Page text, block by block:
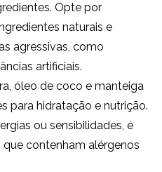
Opte por
naturais e
agressivas, como
artificiais.
óleo de coco e manteiga
para hidratação e nutrição.
ou sensibilidades, é
contenham alérgenos